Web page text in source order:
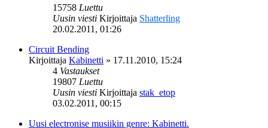
15758 Luettu
Uusin viesti Kirjoittaja Shatterling
20.02.2011, 01:26
Circuit Bending
Kirjoittaja Kabinetti » 17.11.2010, 15:24
4 Vastaukset
19807 Luettu
Uusin viesti Kirjoittaja stak_etop
03.02.2011, 00:15
Uusi electronise musiikin genre: Kabinetti.